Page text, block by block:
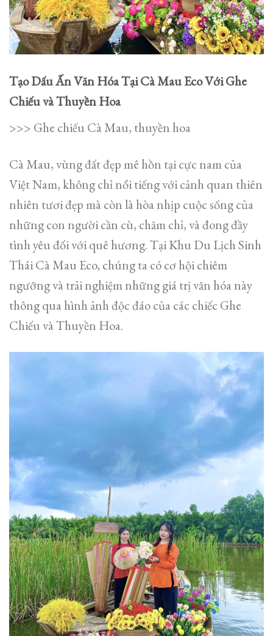
Tạo Dấu Ấn Văn Hóa Tại Cà Mau Eco Với Ghe
Chiếu và Thuyền Hoa
>>> Ghe chiếu Cà Mau, thuyền hoa
Cà Mau, vùng đất đẹp mê hồn tại cực nam của
Việt Nam, không chỉ nổi tiếng với cảnh quan thiên
nhiên tươi đẹp mà còn là hòa nhịp cuộc sống của
những con người cần cù, chăm chỉ, và đong đầy
tình yêu đối với quê hương. Tại Khu Du Lịch Sinh
Thái Cà Mau Eco, chúng ta có cơ hội chiêm
ngưỡng và trải nghiệm những giá trị văn hóa này
thông qua hình ảnh độc đáo của các chiếc Ghe
Chiếu và Thuyền Hoa.